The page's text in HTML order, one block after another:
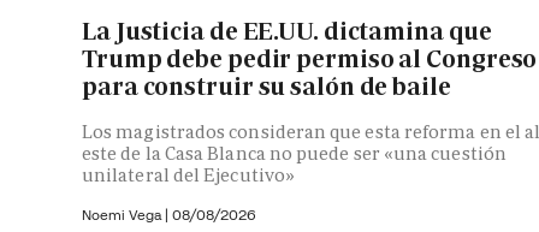
La Justicia de EE.UU. dictamina que
Trump debe pedir permiso al Congreso
para construir su salón de baile
Los magistrados consideran que esta reforma en el
este de la Casa Blanca no puede ser «una cuestión
unilateral del Ejecutivo»
Noemi Vega | 08/08/2026